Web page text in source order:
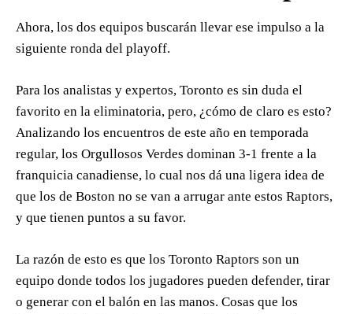
Ahora, los dos equipos buscarán llevar ese impulso a la
siguiente ronda del playoff.
Para los analistas y expertos, Toronto es sin duda el
favorito en la eliminatoria, pero, ¿cómo de claro es esto?
Analizando los encuentros de este año en temporada
regular, los Orgullosos Verdes dominan 3-1 frente a la
franquicia canadiense, lo cual nos dá una ligera idea de
que los de Boston no se van a arrugar ante estos Raptors,
y que tienen puntos a su favor.
La razón de esto es que los Toronto Raptors son un
equipo donde todos los jugadores pueden defender, tirar
o generar con el balón en las manos. Cosas que los